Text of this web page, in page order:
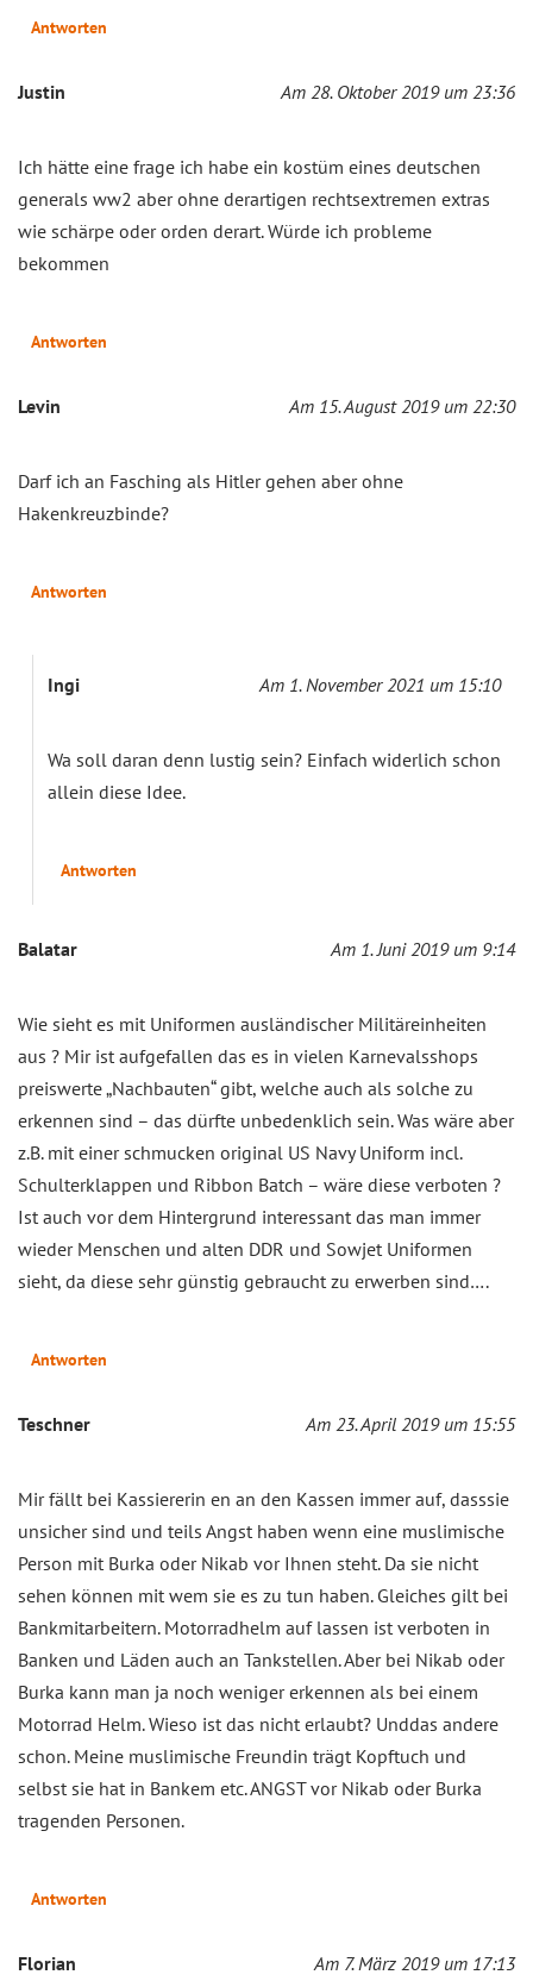
Antworten
Justin Am 28. Oktober 2019 um 23:36
Ich hätte eine frage ich habe ein kostüm eines deutschen
generals ww2 aber ohne derartigen rechtsextremen extras
wie schärpe oder orden derart. Würde ich probleme
bekommen
Antworten
Levin Am 15. August 2019 um 22:30
Darf ich an Fasching als Hitler gehen aber ohne
Hakenkreuzbinde?
Antworten
Ingi Am 1. November 2021 um 15:10
Wa soll daran denn lustig sein? Einfach widerlich schon
allein diese Idee.
Antworten
Balatar Am 1. Juni 2019 um 9:14
Wie sieht es mit Uniformen ausländischer Militäreinheiten
aus ? Mir ist aufgefallen das es in vielen Karnevalsshops
preiswerte „Nachbauten“ gibt, welche auch als solche zu
erkennen sind – das dürfte unbedenklich sein. Was wäre aber
z.B. mit einer schmucken original US Navy Uniform incl.
Schulterklappen und Ribbon Batch – wäre diese verboten ?
Ist auch vor dem Hintergrund interessant das man immer
wieder Menschen und alten DDR und Sowjet Uniformen
sieht, da diese sehr günstig gebraucht zu erwerben sind….
Antworten
Teschner Am 23. April 2019 um 15:55
Mir fällt bei Kassiererin en an den Kassen immer auf, dasssie
unsicher sind und teils Angst haben wenn eine muslimische
Person mit Burka oder Nikab vor Ihnen steht. Da sie nicht
sehen können mit wem sie es zu tun haben. Gleiches gilt bei
Bankmitarbeitern. Motorradhelm auf lassen ist verboten in
Banken und Läden auch an Tankstellen. Aber bei Nikab oder
Burka kann man ja noch weniger erkennen als bei einem
Motorrad Helm. Wieso ist das nicht erlaubt? Unddas andere
schon. Meine muslimische Freundin trägt Kopftuch und
selbst sie hat in Bankem etc. ANGST vor Nikab oder Burka
tragenden Personen.
Antworten
Florian Am 7. März 2019 um 17:13